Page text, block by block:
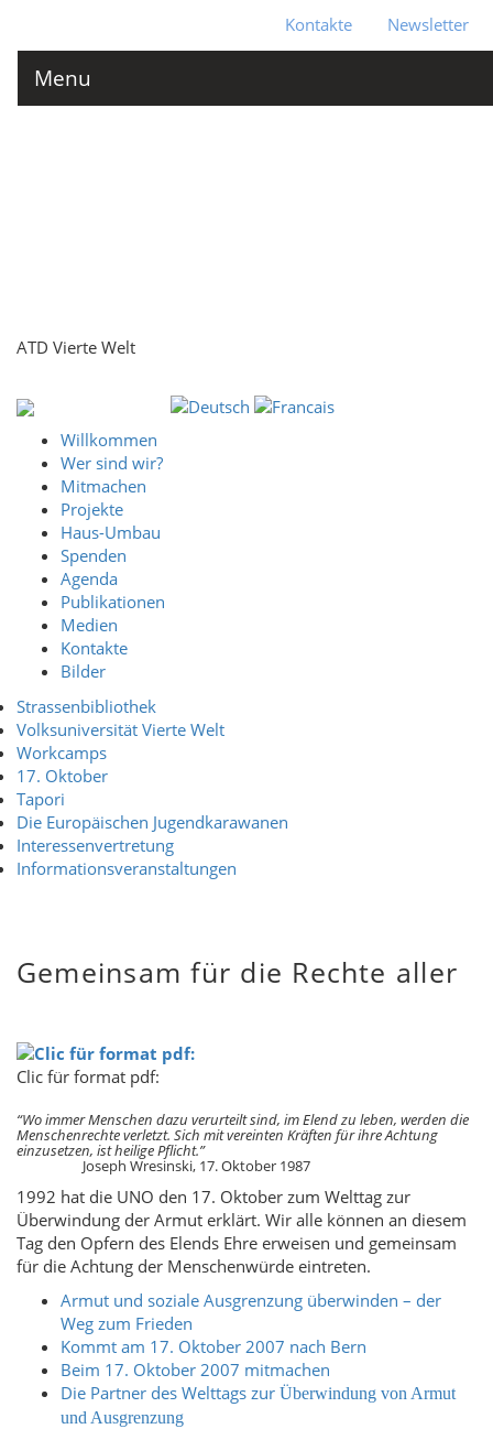
Kontakte Newsletter
Menu
ATD Vierte Welt
Willkommen
Wer sind wir?
Mitmachen
Projekte
Haus-Umbau
Spenden
Agenda
Publikationen
Medien
Kontakte
Bilder
Strassenbibliothek
Volksuniversität Vierte Welt
Workcamps
17. Oktober
Tapori
Die Europäischen Jugendkarawanen
Interessenvertretung
Informationsveranstaltungen
Gemeinsam für die Rechte aller
Clic für format pdf:
“Wo immer Menschen dazu verurteilt sind, im Elend zu leben, werden die
Menschenrechte verletzt. Sich mit vereinten Kräften für ihre Achtung
einzusetzen, ist heilige Pflicht.”
Joseph Wresinski, 17. Oktober 1987
1992 hat die UNO den 17. Oktober zum Welttag zur
Überwindung der Armut erklärt. Wir alle können an diesem
Tag den Opfern des Elends Ehre erweisen und gemeinsam
für die Achtung der Menschenwürde eintreten.
Armut und soziale Ausgrenzung überwinden – der
Weg zum Frieden
Kommt am 17. Oktober 2007 nach Bern
Beim 17. Oktober 2007 mitmachen
Die Partner des Welttags zur Überwindung von Armut
und Ausgrenzung